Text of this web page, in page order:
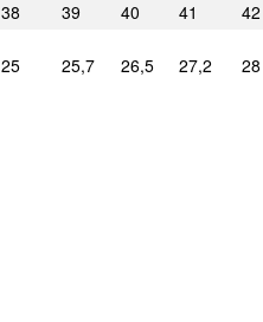
38 39 40 41
42
25 25,7 26,5 27,2 28